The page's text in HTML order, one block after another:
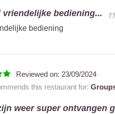
vriendelijke bediening...
bediening
Reviewed on: 23/09/2024
this restaurant for:
weer super ontvangen